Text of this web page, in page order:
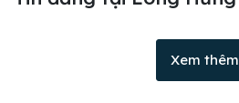
Xem thêm